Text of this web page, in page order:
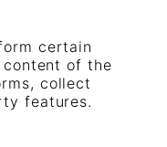
certain
of the
collect
features.